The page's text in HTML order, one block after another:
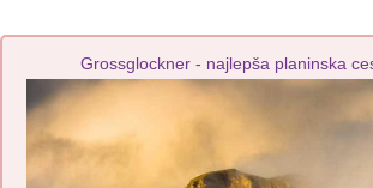
Grossglockner - najlepša planinska